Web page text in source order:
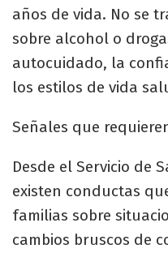
años de vida. No se
sobre alcohol o
autocuidado, la
los estilos de vida
Señales que
Desde el Servicio de
existen conductas
familias sobre
cambios bruscos de